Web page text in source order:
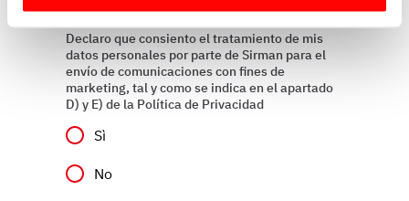
Identificare il tuo dispositivo, scansionandolo
attivamente alla ricerca di caratteristiche specifiche
(impronte digitali).
Approfondisci come vengono elaborati i tuoi dati personali
e imposta le tue preferenze nellasezione dettagli
modificare o ritirare il tuo consenso in qualsiasi momento
dalla Dichiarazione sui cookie.
Perfilando
Declaro que consiento el tratamiento de mis
datos personales por parte de Sirman para el
envío de comunicaciones con fines de
marketing, tal y como se indica en el apartado
D) y E) de la Política de Privacidad
Sì
No